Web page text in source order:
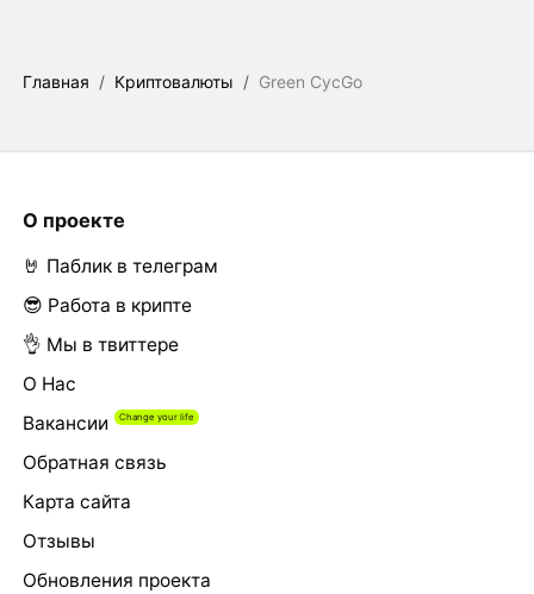
Главная / Криптовалюты / Green CycGo
О проекте
🤘 Паблик в телеграм
😎 Работа в крипте
👌 Мы в твиттере
О Нас
Вакансии
Обратная связь
Карта сайта
Отзывы
Обновления проекта